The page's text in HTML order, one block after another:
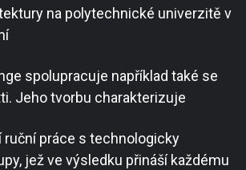
na polytechnické univerzitě v
spolupracuje například také se
Jeho tvorbu charakterizuje
práce s technologicky
jež ve výsledku přináší každému